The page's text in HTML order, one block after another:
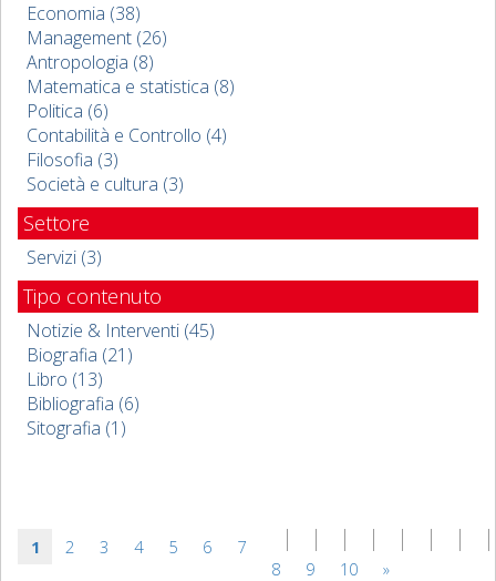
Economia (38)
Management (26)
Antropologia (8)
Matematica e statistica (8)
Politica (6)
Contabilità e Controllo (4)
Filosofia (3)
Società e cultura (3)
Settore
Servizi (3)
Tipo contenuto
Notizie & Interventi (45)
Biografia (21)
Libro (13)
Bibliografia (6)
Sitografia (1)
1 2 3 4 5 6
7
8
9 10 »